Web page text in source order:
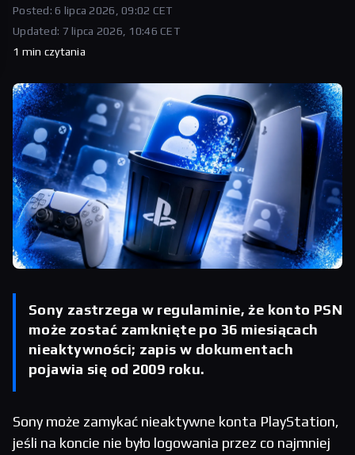
Posted: 6 lipca 2026, 09:02 CET
Updated: 7 lipca 2026, 10:46 CET
1 min czytania
Sony zastrzega w regulaminie, że konto PSN
może zostać zamknięte po 36 miesiącach
nieaktywności; zapis w dokumentach
pojawia się od 2009 roku.
Sony może zamykać nieaktywne konta PlayStation,
jeśli na koncie nie było logowania przez co najmniej